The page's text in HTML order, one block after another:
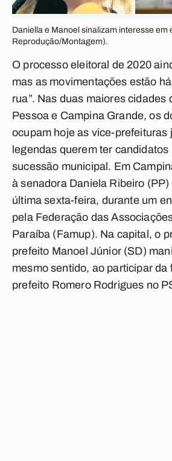
Daniella e Manoel sinalizam interesse em
Reprodução/Montagem).
O processo eleitoral de 2020
mas as movimentações estão
rua”. Nas duas maiores cidades
Pessoa e Campina Grande, os
ocupam hoje as vice-prefeituras
legendas querem ter
sucessão municipal. Em
à senadora Daniela Ribeiro
última sexta-feira, durante um
pela Federação das
Paraíba (Famup). Na capital, o
prefeito Manoel Júnior (SD)
mesmo sentido, ao participar da
prefeito Romero Rodrigues no